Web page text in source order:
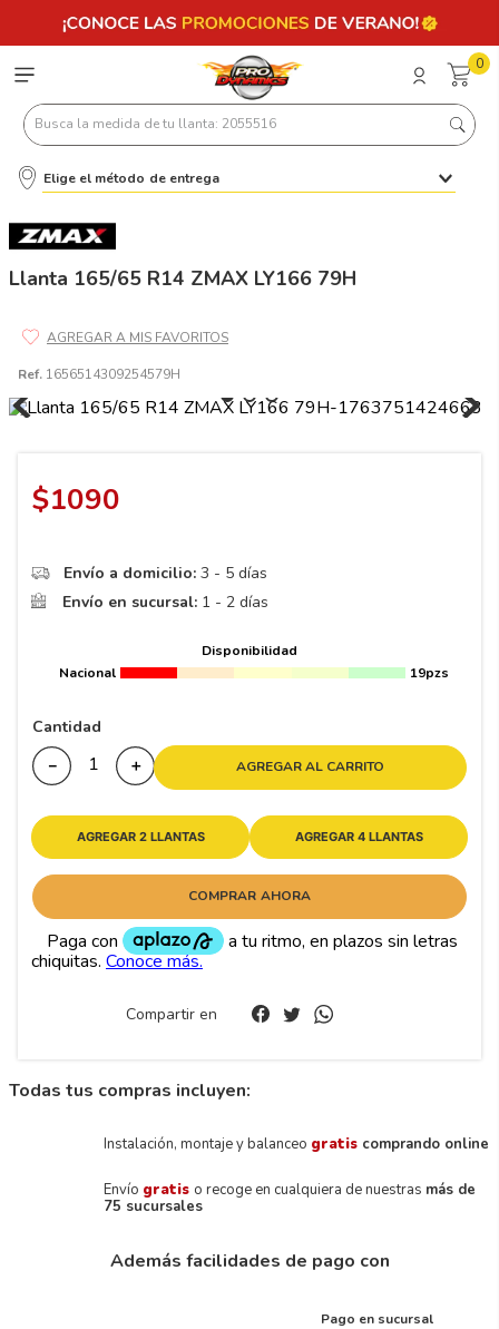
0
Busca la medida de tu llanta: 2055516
Elige el método de entrega
Llanta 165/65 R14 ZMAX LY166 79H
Ref. 1656514309254579H
$1090
Envío a domicilio: 3 - 5 días
Envío en sucursal: 1 - 2 días
Disponibilidad
Nacional
19pzs
Cantidad
＋
－ AGREGAR AL CARRITO
AGREGAR 2 LLANTAS AGREGAR 4 LLANTAS
COMPRAR AHORA
Compartir en
Todas tus compras incluyen:
Instalación, montaje y balanceo gratis comprando online
Envío gratis o recoge en cualquiera de nuestras más de
75 sucursales
Además facilidades de pago con
Pago en sucursal
Términos más buscados
10.
175